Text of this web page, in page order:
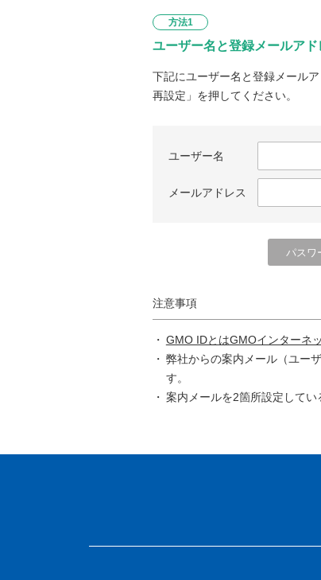
方法1
ユーザー名と登録メールア
下記にユーザー名と登録メール
再設定」を押してください。
ユーザー名
メールアドレス
注意事項
GMO IDとはGMOインターネ
弊社からの案内メール（ユー
す。
案内メールを2箇所設定してい